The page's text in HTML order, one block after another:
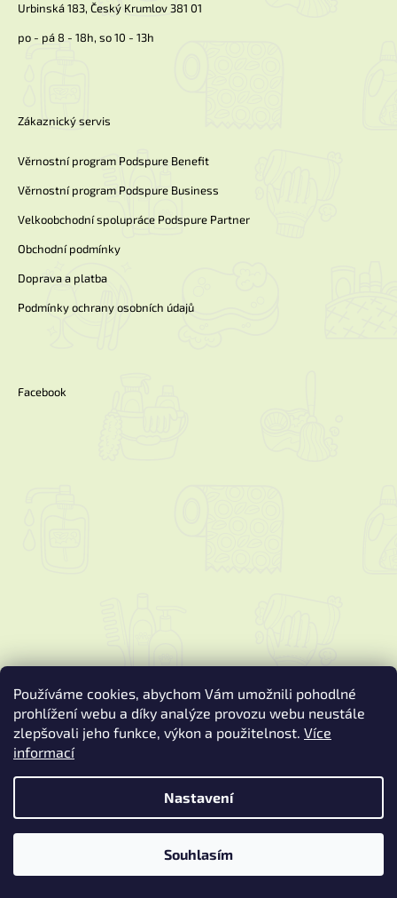
Používáme cookies, abychom Vám umožnili pohodlné
prohlížení webu a díky analýze provozu webu neustále
zlepšovali jeho funkce, výkon a použitelnost. Více
informací
Nastavení
Souhlasím
Urbinská 183, Český Krumlov 381 01
po - pá 8 - 18h, so 10 - 13h
Zákaznický servis
Věrnostní program Podspure Benefit
Věrnostní program Podspure Business
Velkoobchodní spolupráce Podspure Partner
Obchodní podmínky
Doprava a platba
Podmínky ochrany osobních údajů
Facebook